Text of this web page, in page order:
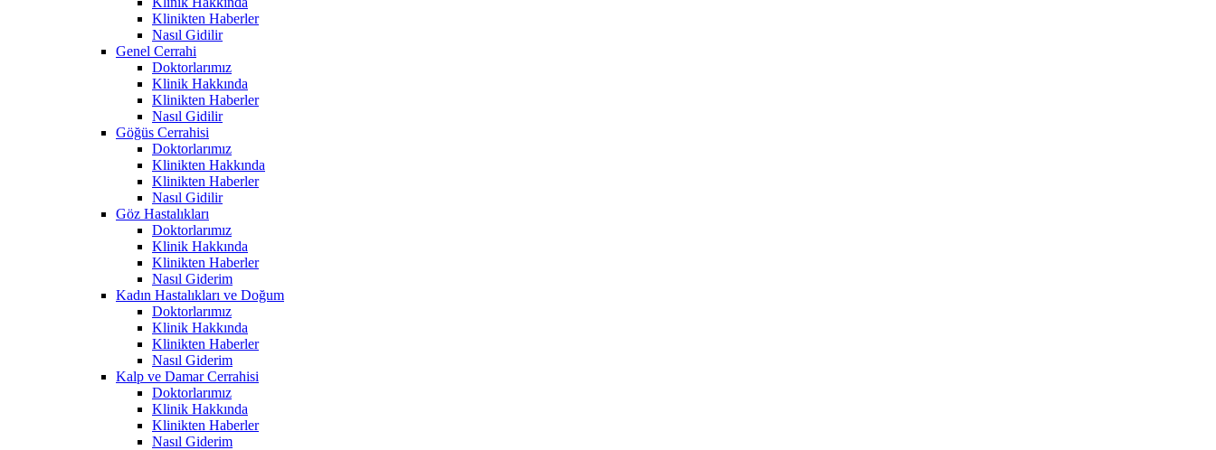
Klinikten Haberler
Nasıl Gidilir
Genel Cerrahi
Doktorlarımız
Klinik Hakkında
Klinikten Haberler
Nasıl Gidilir
Göğüs Cerrahisi
Doktorlarımız
Klinikten Hakkında
Klinikten Haberler
Nasıl Gidilir
Göz Hastalıkları
Doktorlarımız
Klinik Hakkında
Klinikten Haberler
Nasıl Giderim
Kadın Hastalıkları ve Doğum
Doktorlarımız
Klinik Hakkında
Klinikten Haberler
Nasıl Giderim
Kalp ve Damar Cerrahisi
Doktorlarımız
Klinik Hakkında
Klinikten Haberler
Nasıl Giderim